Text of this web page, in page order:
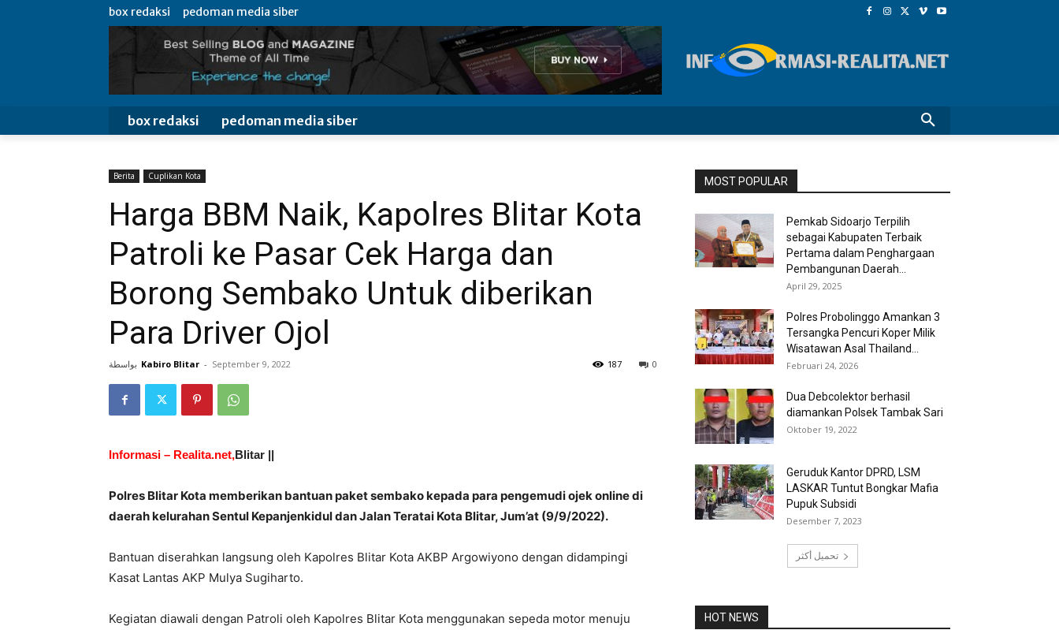
box redaksi pedoman media siber
box redaksi pedoman media siber
Berita Cuplikan Kota
Harga BBM Naik, Kapolres Blitar Kota
Patroli ke Pasar Cek Harga dan
Borong Sembako Untuk diberikan
Para Driver Ojol
بواسطة Kabiro Blitar - September 9, 2022 0
187
Informasi – Realita.net,Blitar ||
Polres Blitar Kota memberikan bantuan paket sembako kepada para pengemudi ojek online di
daerah kelurahan Sentul Kepanjenkidul dan Jalan Teratai Kota Blitar, Jum’at (9/9/2022).
Bantuan diserahkan langsung oleh Kapolres Blitar Kota AKBP Argowiyono dengan didampingi
Kasat Lantas AKP Mulya Sugiharto.
Kegiatan diawali dengan Patroli oleh Kapolres Blitar Kota menggunakan sepeda motor menuju
MOST POPULAR
Pemkab Sidoarjo Terpilih
sebagai Kabupaten Terbaik
Pertama dalam Penghargaan
Pembangunan Daerah...
April 29, 2025
Polres Probolinggo Amankan 3
Tersangka Pencuri Koper Milik
Wisatawan Asal Thailand...
Februari 24, 2026
Dua Debcolektor berhasil
diamankan Polsek Tambak Sari
Oktober 19, 2022
Geruduk Kantor DPRD, LSM
LASKAR Tuntut Bongkar Mafia
Pupuk Subsidi
Desember 7, 2023
تحميل أكثر
HOT NEWS